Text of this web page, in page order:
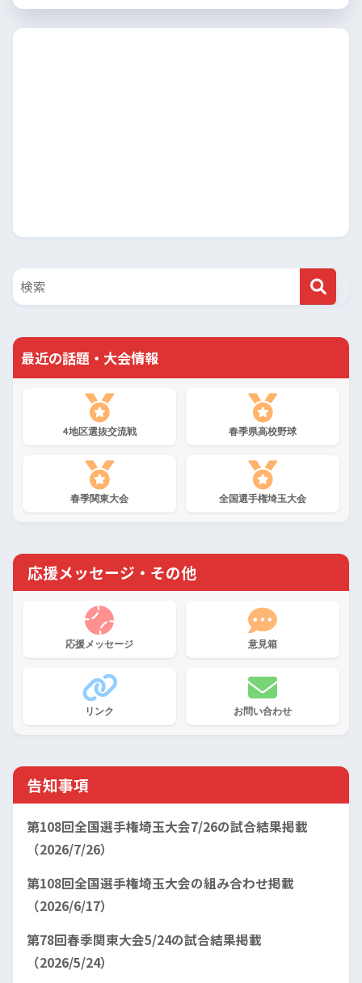
最近の話題・大会情報
4地区選抜交流戦 春季県高校野球
春季関東大会 全国選手権埼玉大会
応援メッセージ・その他
応援メッセージ 意見箱
リンク お問い合わせ
告知事項
第108回全国選手権埼玉大会7/26の試合結果掲載
（2026/7/26）
第108回全国選手権埼玉大会の組み合わせ掲載
（2026/6/17）
第78回春季関東大会5/24の試合結果掲載
（2026/5/24）